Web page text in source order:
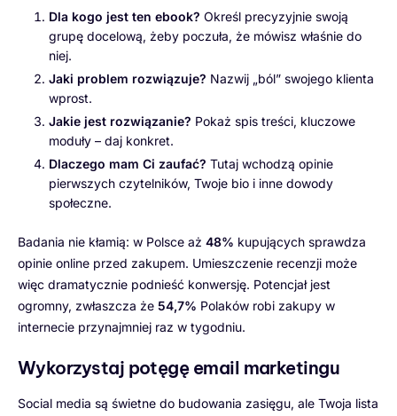
Dla kogo jest ten ebook? Określ precyzyjnie swoją
grupę docelową, żeby poczuła, że mówisz właśnie do
niej.
Jaki problem rozwiązuje? Nazwij „ból” swojego klienta
wprost.
Jakie jest rozwiązanie? Pokaż spis treści, kluczowe
moduły – daj konkret.
Dlaczego mam Ci zaufać? Tutaj wchodzą opinie
pierwszych czytelników, Twoje bio i inne dowody
społeczne.
Badania nie kłamią: w Polsce aż 48% kupujących sprawdza
opinie online przed zakupem. Umieszczenie recenzji może
więc dramatycznie podnieść konwersję. Potencjał jest
ogromny, zwłaszcza że 54,7% Polaków robi zakupy w
internecie przynajmniej raz w tygodniu.
Wykorzystaj potęgę email marketingu
Social media są świetne do budowania zasięgu, ale Twoja lista